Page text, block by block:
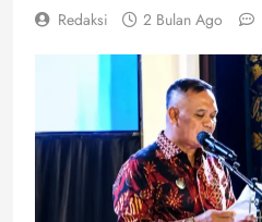
Redaksi 2 Bulan Ago